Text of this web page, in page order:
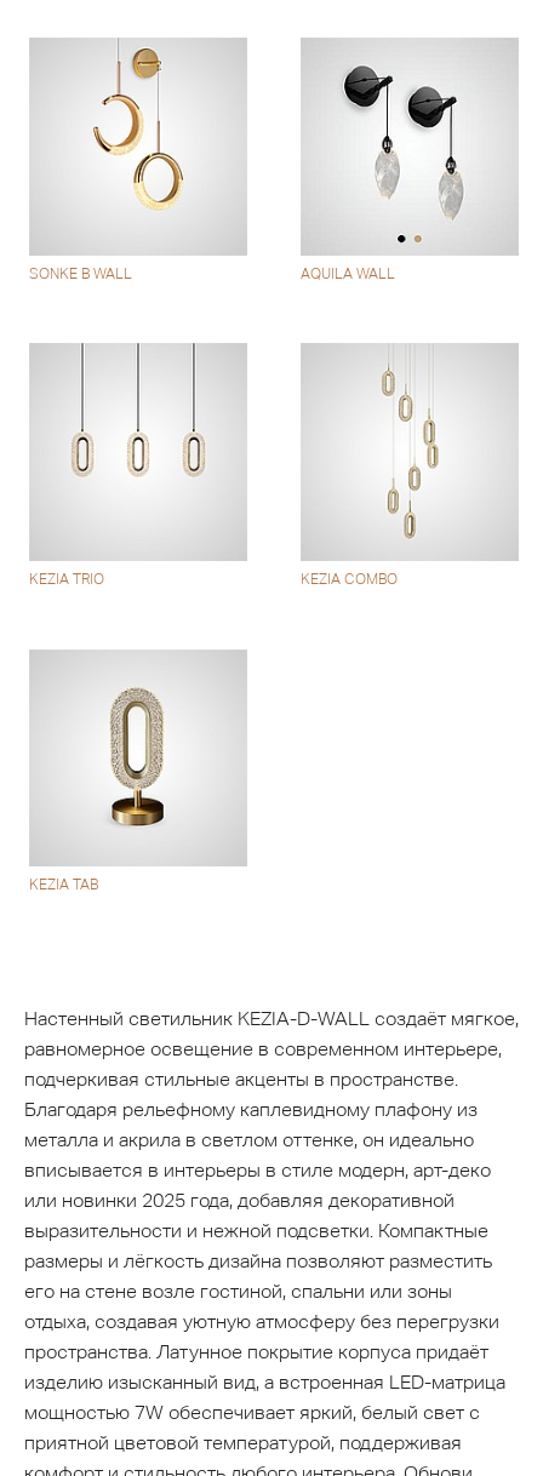
SONKE B WALL AQUILA WALL
KEZIA TRIO KEZIA COMBO
KEZIA TAB
Настенный светильник KEZIA-D-WALL создаёт мягкое,
равномерное освещение в современном интерьере,
подчеркивая стильные акценты в пространстве.
Благодаря рельефному каплевидному плафону из
металла и акрила в светлом оттенке, он идеально
вписывается в интерьеры в стиле модерн, арт-деко
или новинки 2025 года, добавляя декоративной
выразительности и нежной подсветки. Компактные
размеры и лёгкость дизайна позволяют разместить
его на стене возле гостиной, спальни или зоны
отдыха, создавая уютную атмосферу без перегрузки
пространства. Латунное покрытие корпуса придаёт
изделию изысканный вид, а встроенная LED-матрица
мощностью 7W обеспечивает яркий, белый свет с
приятной цветовой температурой, поддерживая